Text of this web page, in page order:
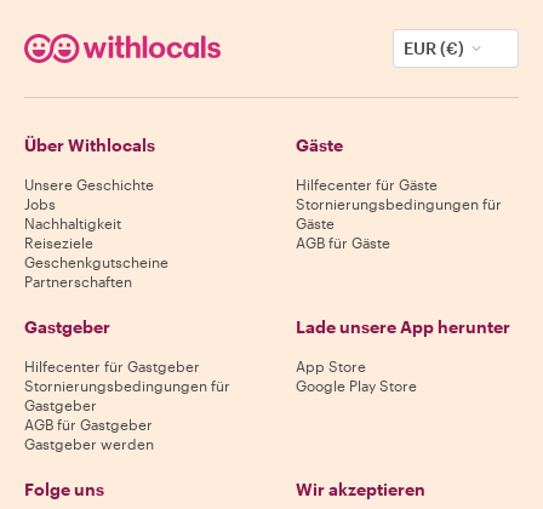
EUR (€)
Über Withlocals
Unsere Geschichte
Jobs
Nachhaltigkeit
Reiseziele
Geschenkgutscheine
Partnerschaften
Gäste
Hilfecenter für Gäste
Stornierungsbedingungen für
Gäste
AGB für Gäste
Gastgeber
Hilfecenter für Gastgeber
Stornierungsbedingungen für
Gastgeber
AGB für Gastgeber
Gastgeber werden
Lade unsere App herunter
App Store
Google Play Store
Folge uns Wir akzeptieren